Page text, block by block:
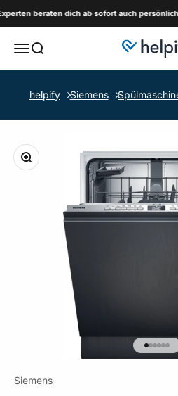
beraten dich ab sofort auch persönlich.
MenüSuche helpify.net
helpify Siemens
Bild vergrößern
Gehe
Gehe
Gehe
Siemens